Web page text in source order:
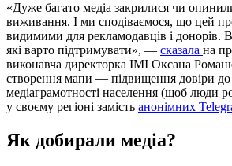
«Дуже багато медіа закрилися чи
виживання. І ми сподіваємося, що цей
видимими для рекламодавців і донорів.
які варто підтримувати», — сказала на
виконавча директорка ІМІ Оксана
створення мапи — підвищення довіри до
медіаграмотності населення (щоб люди
у своєму регіоні замість анонімних
Як добирали медіа?